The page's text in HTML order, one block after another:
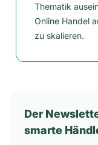
Der
smarte
Thematik
Online Handel
zu skalieren.